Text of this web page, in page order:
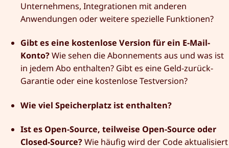
Unternehmens, Integrationen mit anderen
Anwendungen oder weitere spezielle Funktionen?
Gibt es eine kostenlose Version für ein E-Mail-
Konto?Wie sehen die Abonnements aus und was ist
in jedem Abo enthalten? Gibt es eine Geld-zurück-
Garantie oder eine kostenlose Testversion?
Wie viel Speicherplatz ist enthalten?
Ist es Open-Source, teilweise Open-Source oder
Closed-Source?Wie häufig wird der Code aktualisiert